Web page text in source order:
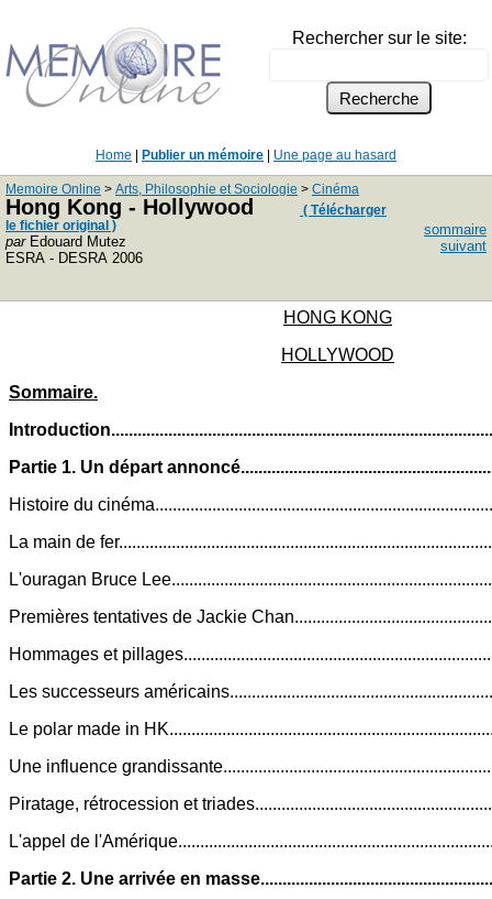
Rechercher sur le site:
Home Publier un mémoire Une page au hasard
Memoire Online > Arts, Philosophie et Sociologie > Cinéma
Hong Kong - Hollywood
( Télécharger
le fichier original )
parEdouard Mutez
ESRA - DESRA 2006
sommaire
suivant
HONG KONG
HOLLYWOOD
Sommaire.
Partie 1. Un départ
Histoire du
La main de
L'ouragan Bruce
Premières tentatives de Jackie
Hommages et
Les successeurs
Le polar made in
Une influence
Piratage, rétrocession et
L'appel de
Partie 2. Une arrivée en